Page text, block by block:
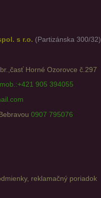
s r.o. (Partizánska 300/32)
Horné Ozorovce č.297
905 394055
0907 795076
reklamačný poriadok